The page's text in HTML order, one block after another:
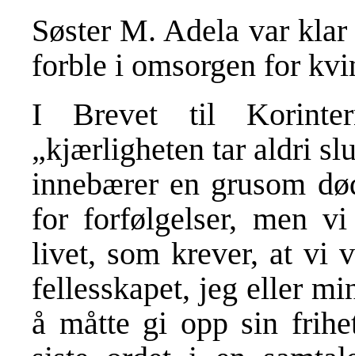
Søster M. Adela var
forble i omsorgen for
I Brevet til
„kjærligheten tar aldri
innebærer en grusom
for forfølgelser, men
livet, som krever, at vi
fellesskapet, jeg eller
å måtte gi opp sin